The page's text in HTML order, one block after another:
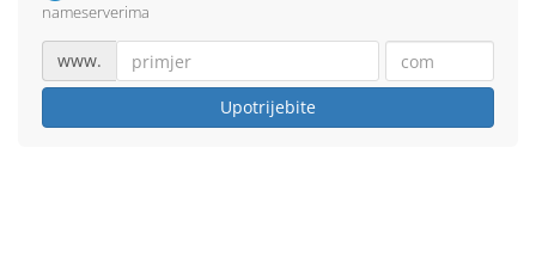
nameserverima
www.
Upotrijebite